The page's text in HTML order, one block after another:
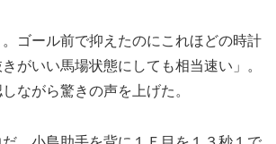
。ゴール前で抑えたのにこれほどの時計
がいい馬場状態にしても相当速い」。
ながら驚きの声を上げた。